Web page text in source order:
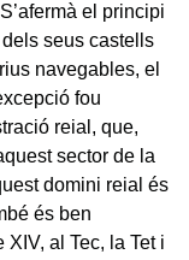
el principi
seus castells
navegables, el
fou
reial, que,
sector de la
domini reial és
és ben
al Tec, la Tet i